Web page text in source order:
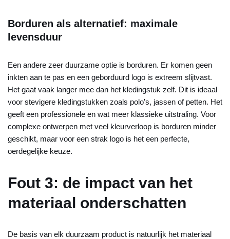
Borduren als alternatief: maximale
levensduur
Een andere zeer duurzame optie is borduren. Er komen geen
inkten aan te pas en een geborduurd logo is extreem slijtvast.
Het gaat vaak langer mee dan het kledingstuk zelf. Dit is ideaal
voor stevigere kledingstukken zoals polo’s, jassen of petten. Het
geeft een professionele en wat meer klassieke uitstraling. Voor
complexe ontwerpen met veel kleurverloop is borduren minder
geschikt, maar voor een strak logo is het een perfecte,
oerdegelijke keuze.
Fout 3: de impact van het
materiaal onderschatten
De basis van elk duurzaam product is natuurlijk het materiaal